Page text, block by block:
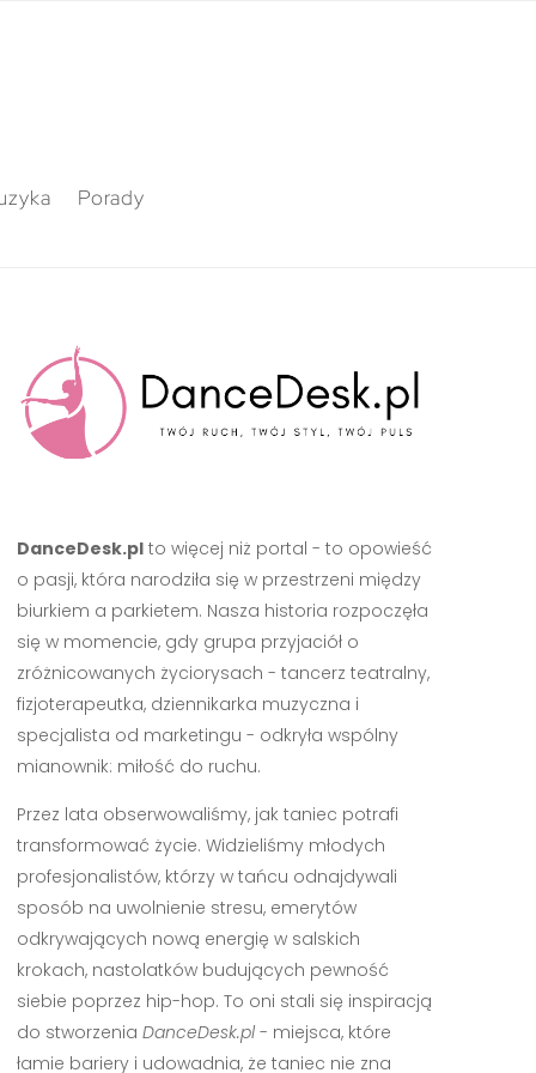
Porady
DanceDesk.plto więcej niż portal - to opowieść
o pasji, która narodziła się w przestrzeni między
biurkiem a parkietem. Nasza historia rozpoczęła
się w momencie, gdy grupa przyjaciół o
zróżnicowanych życiorysach - tancerz teatralny,
fizjoterapeutka, dziennikarka muzyczna i
specjalista od marketingu - odkryła wspólny
mianownik: miłość do ruchu.
Przez lata obserwowaliśmy, jak taniec potrafi
transformować życie. Widzieliśmy młodych
profesjonalistów, którzy w tańcu odnajdywali
sposób na uwolnienie stresu, emerytów
odkrywających nową energię w salskich
krokach, nastolatków budujących pewność
siebie poprzez hip-hop. To oni stali się inspiracją
do stworzenia DanceDesk.pl- miejsca, które
łamie bariery i udowadnia, że taniec nie zna